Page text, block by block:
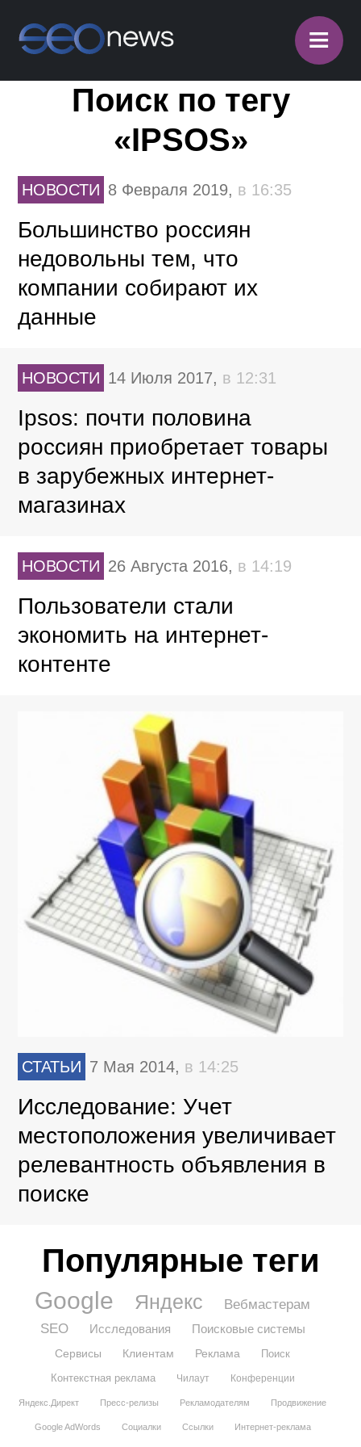
≡
Поиск по тегу
«IPSOS»
НОВОСТИ 8 Февраля 2019, в 16:35
Большинство россиян
недовольны тем, что
компании собирают их
данные
НОВОСТИ 14 Июля 2017, в 12:31
Ipsos: почти половина
россиян приобретает товары
в зарубежных интернет-
магазинах
НОВОСТИ 26 Августа 2016, в 14:19
Пользователи стали
экономить на интернет-
контенте
СТАТЬИ 7 Мая 2014, в 14:25
Исследование: Учет
местоположения увеличивает
релевантность объявления в
поиске
Популярные теги
Google Яндекс
Вебмастерам
SEO
Исследования Поисковые системы
Сервисы Клиентам Реклама
Поиск
Контекстная реклама
Чилаут Конференции
Яндекс.Директ Пресс-релизы Рекламодателям Продвижение
Google AdWords Социалки Ссылки Интернет-реклама